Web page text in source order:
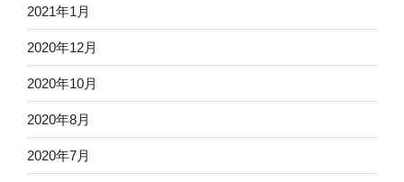
2021年1月
2020年12月
2020年10月
2020年8月
2020年7月